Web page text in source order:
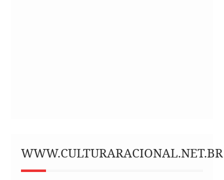
WWW.CULTURARACIONAL.NET.BR